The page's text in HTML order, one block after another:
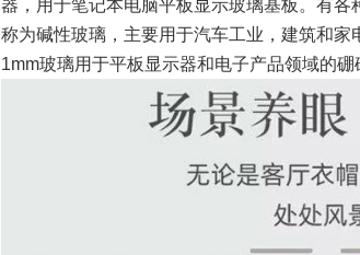
器，用于笔记本电脑平板显示玻璃基板。有
称为碱性玻璃，主要用于汽车工业，建筑和
1mm玻璃用于平板显示器和电子产品领域的硼